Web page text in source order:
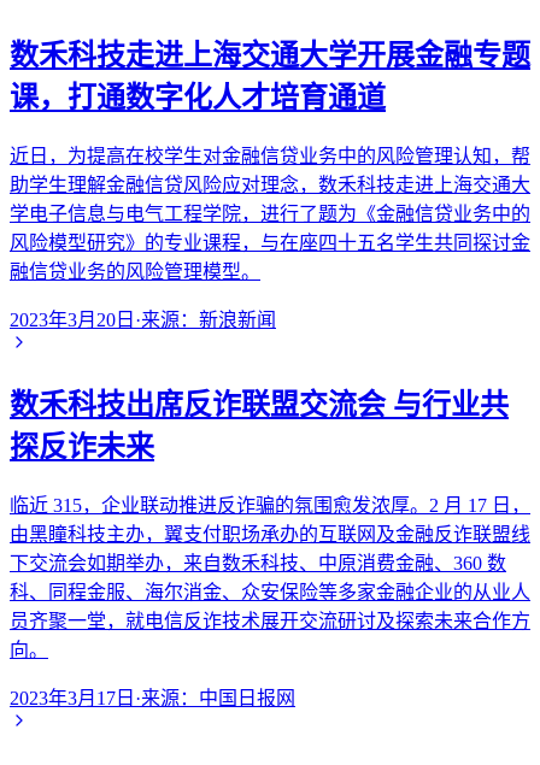
数禾科技走进上海交通大学开展金融专题
课，打通数字化人才培育通道
近日，为提高在校学生对金融信贷业务中的风险管理认知，帮
助学生理解金融信贷风险应对理念，数禾科技走进上海交通大
学电子信息与电气工程学院，进行了题为《金融信贷业务中的
风险模型研究》的专业课程，与在座四十五名学生共同探讨金
融信贷业务的风险管理模型。
2023年3月20日 ·来源： 新浪新闻
数禾科技出席反诈联盟交流会 与行业共
探反诈未来
临近 315，企业联动推进反诈骗的氛围愈发浓厚。2 月 17 日，
由黑瞳科技主办，翼支付职场承办的互联网及金融反诈联盟线
下交流会如期举办，来自数禾科技、中原消费金融、360 数
科、同程金服、海尔消金、众安保险等多家金融企业的从业人
员齐聚一堂，就电信反诈技术展开交流研讨及探索未来合作方
向。
2023年3月17日 ·来源： 中国日报网